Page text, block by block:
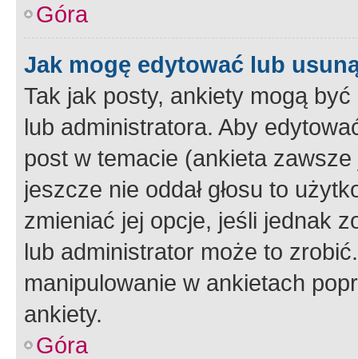
Góra
Jak mogę edytować lub
Tak jak posty, ankiety mogą
lub administratora. Aby
post w temacie (ankieta
jeszcze nie oddał głosu to
zmieniać jej opcje, jeśli jednak
lub administrator może to
manipulowanie w ankietach
ankiety.
Góra